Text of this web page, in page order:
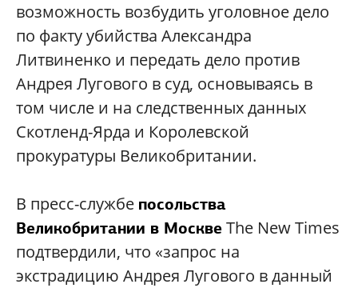
возможность возбудить уголовное дело
по факту убийства Александра
Литвиненко и передать дело против
Андрея Лугового в суд, основываясь в
том числе и на следственных данных
Скотленд-Ярда и Королевской
прокуратуры Великобритании.
В пресс-службе посольства
Великобритании в МосквеThe New Times
подтвердили, что «запрос на
экстрадицию Андрея Лугового в данный